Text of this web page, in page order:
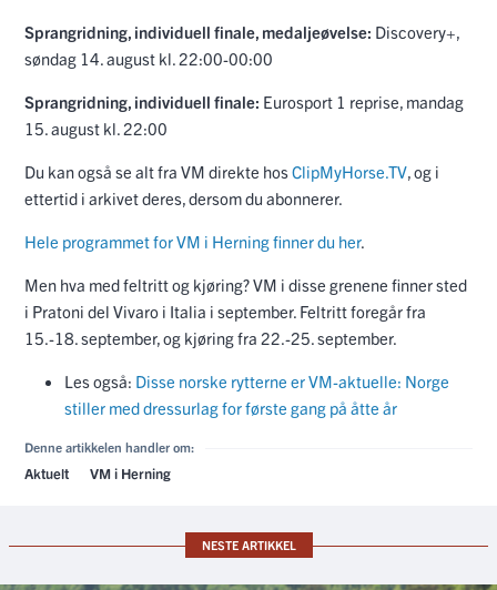
Sprangridning, individuell finale, medaljeøvelse: Discovery+,
søndag 14. august kl. 22:00-00:00
Sprangridning, individuell finale: Eurosport 1 reprise, mandag
15. august kl. 22:00
Du kan også se alt fra VM direkte hosClipMyHorse.TV , og i
ettertid i arkivet deres, dersom du abonnerer.
Hele programmet for VM i Herning finner du her.
Men hva med feltritt og kjøring? VM i disse grenene finner sted
i Pratoni del Vivaro i Italia i september. Feltritt foregår fra
15.-18. september, og kjøring fra 22.-25. september.
Les også: Disse norske rytterne er VM-aktuelle: Norge
stiller med dressurlag for første gang på åtte år
Denne artikkelen handler om:
Aktuelt VM i Herning
NESTE ARTIKKEL